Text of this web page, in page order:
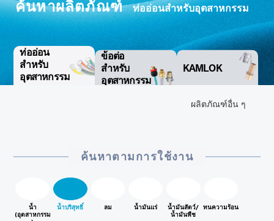
ค้นหาผลิตภัณฑ์ ท่ออ่อนสำหรับอุตสาหกรรม
ท่ออ่อน
สำหรับ
อุตสาหกรรม
ข้อต่อ
สำหรับ
อุตสาหกรรม
KAMLOK
ผลิตภัณฑ์อื่น ๆ
ค้นหาตามการใช้งาน
น้ำ
(อุตสาหกรรม
น้ำบริสุทธิ์ ลม น้ำมันแร่
น้ำมันสัตว์/
น้ำมันพืช
ทนความร้อน